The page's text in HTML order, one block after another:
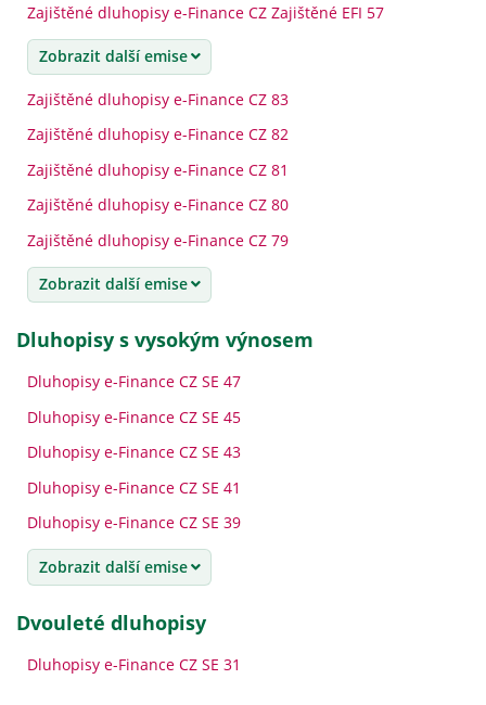
Zajištěné dluhopisy e-Finance CZ Zajištěné EFI 57
Zobrazit další emise
Zajištěné dluhopisy e-Finance CZ 83
Zajištěné dluhopisy e-Finance CZ 82
Zajištěné dluhopisy e-Finance CZ 81
Zajištěné dluhopisy e-Finance CZ 80
Zajištěné dluhopisy e-Finance CZ 79
Zobrazit další emise
dluhopisy s vysokým výnosem
Dluhopisy e-Finance CZ SE 47
Dluhopisy e-Finance CZ SE 45
Dluhopisy e-Finance CZ SE 43
Dluhopisy e-Finance CZ SE 41
Dluhopisy e-Finance CZ SE 39
Zobrazit další emise
dvouleté dluhopisy
Dluhopisy e-Finance CZ SE 31